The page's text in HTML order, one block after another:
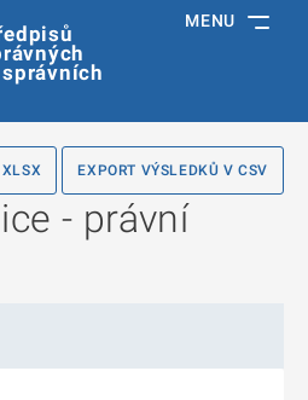
MENU
EXPORT VÝSLEDKŮ V CSV
- právní